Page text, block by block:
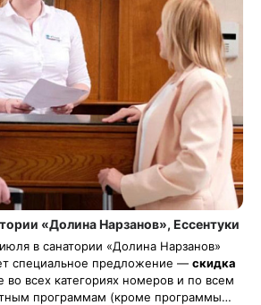
«Долина Нарзанов», Ессентуки
в санатории «Долина Нарзанов»
специальное предложение — скидка
во всех категориях номеров и по всем
программам (кроме программы